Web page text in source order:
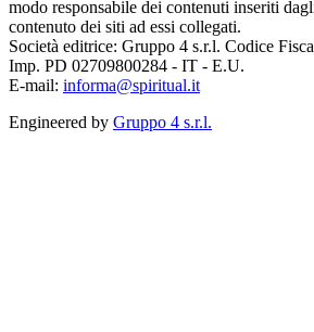
modo responsabile dei contenuti inseriti
contenuto dei siti ad essi collegati.
Società editrice: Gruppo 4 s.r.l. Codice
Imp. PD 02709800284 - IT - E.U.
E-mail: informa@spiritual.it
Engineered by Gruppo 4 s.r.l.